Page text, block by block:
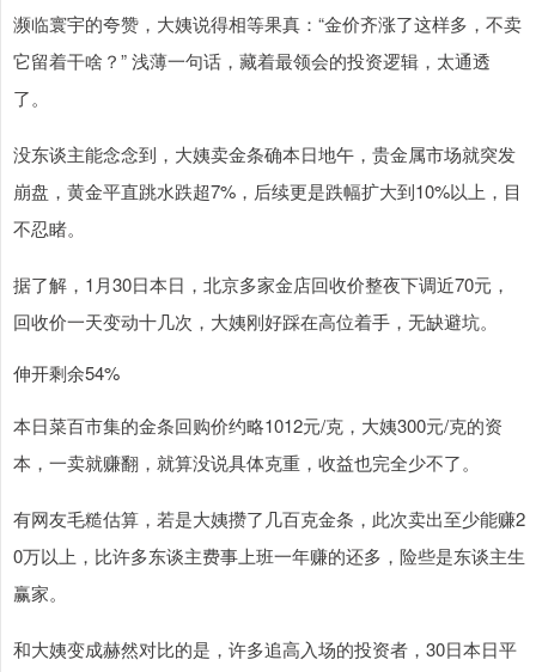
濒临寰宇的夸赞，大姨说得相等果真：“金价齐涨了这样多，不卖
它留着干啥？” 浅薄一句话，藏着最领会的投资逻辑，太通透
了。
没东谈主能念念到，大姨卖金条确本日地午，贵金属市场就突发
崩盘，黄金平直跳水跌超7%，后续更是跌幅扩大到10%以上，目
不忍睹。
据了解，1月30日本日，北京多家金店回收价整夜下调近70元，
回收价一天变动十几次，大姨刚好踩在高位着手，无缺避坑。
伸开剩余54%
本日菜百市集的金条回购价约略1012元/克，大姨300元/克的资
本，一卖就赚翻，就算没说具体克重，收益也完全少不了。
有网友毛糙估算，若是大姨攒了几百克金条，此次卖出至少能赚2
0万以上，比许多东谈主费事上班一年赚的还多，险些是东谈主生
赢家。
和大姨变成赫然对比的是，许多追高入场的投资者，30日本日平